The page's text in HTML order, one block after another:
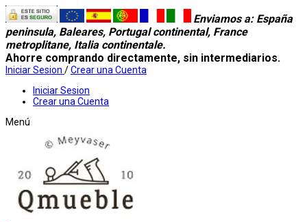
Enviamos a: España
peninsula, Baleares, Portugal continental, France
metroplitane, Italia continentale.
Ahorre comprando directamente, sin intermediarios.
Iniciar Sesion /Crear una Cuenta
Iniciar Sesion
Crear una Cuenta
Menú